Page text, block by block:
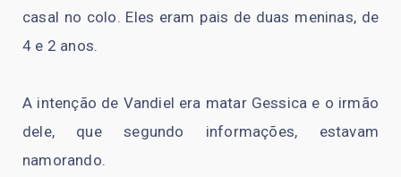
casal no colo. Eles eram pais de duas meninas, de
4 e 2 anos.
A intenção de Vandiel era matar Gessica e o irmão
dele, que segundo informações, estavam
namorando.